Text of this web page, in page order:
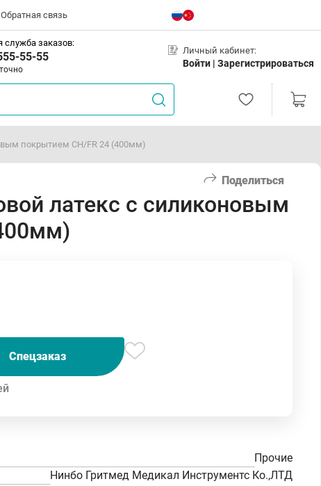
Обратная связь
служба заказов:
55-55 Личный кабинет:
Войти | Зарегистрироваться
покрытием CH/FR 24 (400мм)
Поделиться
латекс с силиконовым
Спецзаказ
Прочие
Нинбо Гритмед Медикал Инструментс Ко.,ЛТД